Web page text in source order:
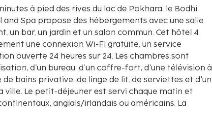
à pied des rives du lac de Pokhara, le Bodhi
and Spa propose des hébergements avec une salle
un bar, un jardin et un salon commun. Cet hôtel 4
une connexion Wi-Fi gratuite, un service
ouverte 24 heures sur 24. Les chambres sont
d'un bureau, d'un coffre-fort, d'une télévision à
de bains privative, de linge de lit, de serviettes et d'un
ville. Le petit-déjeuner est servi chaque matin et
anglais/irlandais ou américains. La